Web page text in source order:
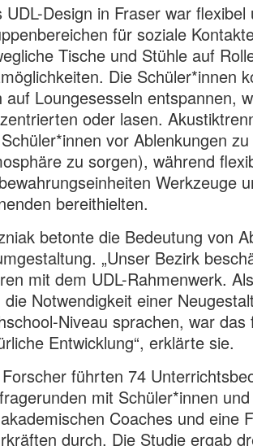
UDL-Design in Fraser war
für soziale
Tische und Stühle auf
Die Schüler*innen
auf Loungesesseln entspannen,
oder lasen.
vor Ablenkungen
zu sorgen), während
Werkzeuge
bereithielten.
betonte die Bedeutung von
„Unser Bezirk
mit dem UDL-Rahmenwerk.
die Notwendigkeit einer
Niveau sprachen, war
Entwicklung“, erklärte sie.
führten 74
mit Schüler*innen
Coaches und eine
durch. Die Studie ergab